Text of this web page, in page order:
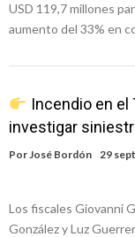
USD 119,7 millones
aumento del 33% en
Incendio en el
investigar
PorJosé Bordón 29
Los fiscales Giovanni
González y Luz